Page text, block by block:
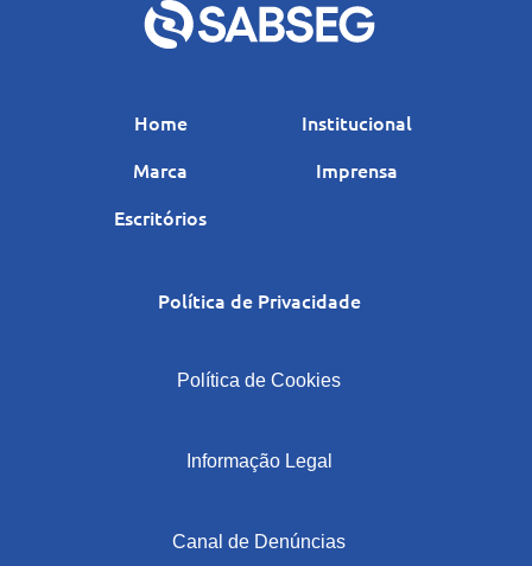
Home
Institucional
Marca
Imprensa
Escritórios
Política de Privacidade
Política de Cookies
Informação Legal
Canal de Denúncias